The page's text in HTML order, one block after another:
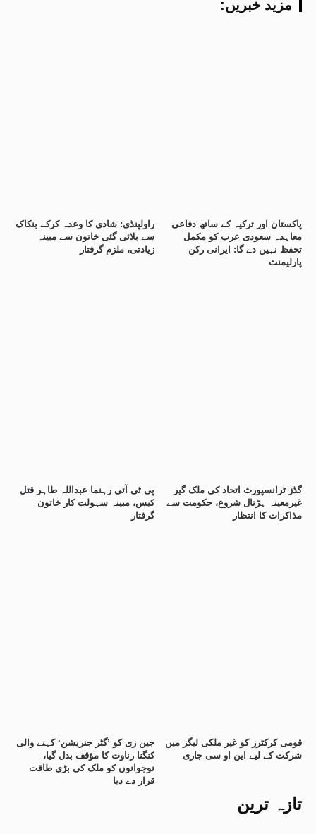
تازہ ترین
:مزید خبریں
راولپنڈی: شادی کا وعدہ کرکے بنکاک
سے بلائی گئی خاتون سے مبینہ
زیادتی، ملزم گرفتار
پاکستان اور ترکیہ کے ساتھ دفاعی
معاہدہ سعودی عرب کو مکمل
تحفظ نہیں دے گا: ایرانی رکن
پارلیمنٹ
پی ٹی آئی رہنما عبداللہ طاہر قتل
کیس، مبینہ سہولت کار خاتون
گرفتار
گڈز ٹرانسپورٹ اتحاد کی ملک گیر
غیرمعینہ ہڑتال شروع، حکومت سے
مذاکرات کا انتظار
جین زی کو ’گٹر جنریشن‘ کہنے والی
کنگنا رناوت کا مؤقف بدل گیا،
نوجوانوں کو ملک کی بڑی طاقت
قرار دے دیا
قومی کرکٹرز کو غیر ملکی لیگز میں
شرکت کے لیے این او سی جاری